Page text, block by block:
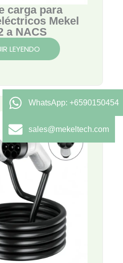
carga para
Mekel
a NACS
LEYENDO
WhatsApp: +6590150454
sales@mekeltech.com